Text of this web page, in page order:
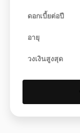
ดอกเบี้ยต่อปี
อายุ
วงเงินสูงสุด